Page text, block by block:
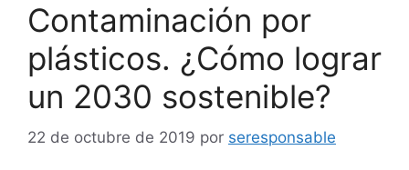
Contaminación por
plásticos. ¿Cómo lograr
un 2030 sostenible?
22 de octubre de 2019 por seresponsable